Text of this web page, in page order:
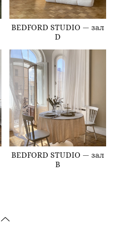
BEDFORD STUDIO — зал
D
BEDFORD STUDIO — зал
B